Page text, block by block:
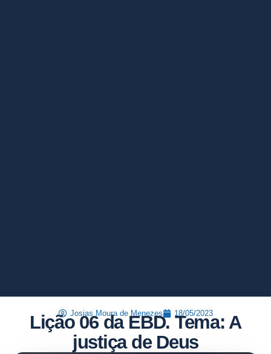
Josias Moura de Menezes 18/05/2023
Lição 06 da EBD. Tema: A
justiça de Deus